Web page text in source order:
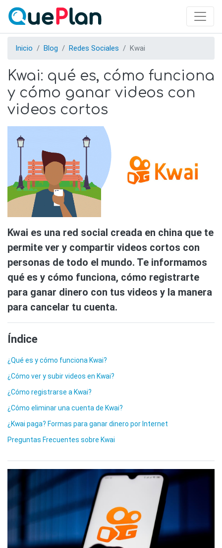
Inicio Blog Redes Sociales Kwai
Kwai: qué es, cómo funciona
y cómo ganar videos con
videos cortos
Kwai es una red social creada en china que te
permite ver y compartir videos cortos con
personas de todo el mundo. Te informamos
qué es y cómo funciona, cómo registrarte
para ganar dinero con tus videos y la manera
para cancelar tu cuenta.
Índice
¿Qué es y cómo funciona Kwai?
¿Cómo ver y subir videos en Kwai?
¿Cómo registrarse a Kwai?
¿Cómo eliminar una cuenta de Kwai?
¿Kwai paga? Formas para ganar dinero por Internet
Preguntas Frecuentes sobre Kwai